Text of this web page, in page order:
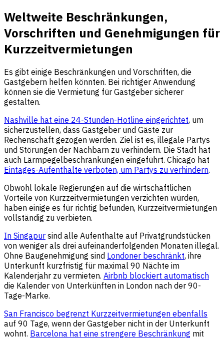
Weltweite Beschränkungen,
Vorschriften und Genehmigungen für
Kurzzeitvermietungen
Es gibt einige Beschränkungen und Vorschriften, die
Gastgebern helfen könnten. Bei richtiger Anwendung
können sie die Vermietung für Gastgeber sicherer
gestalten.
Nashville hat eine 24-Stunden-Hotline eingerichtet, um
sicherzustellen, dass Gastgeber und Gäste zur
Rechenschaft gezogen werden. Ziel ist es, illegale Partys
und Störungen der Nachbarn zu verhindern. Die Stadt hat
auch Lärmpegelbeschränkungen eingeführt. Chicago hat
Eintages-Aufenthalte verboten, um Partys zu verhindern.
Obwohl lokale Regierungen auf die wirtschaftlichen
Vorteile von Kurzzeitvermietungen verzichten würden,
haben einige es für richtig befunden, Kurzzeitvermietungen
vollständig zu verbieten.
In Singapur sind alle Aufenthalte auf Privatgrundstücken
von weniger als drei aufeinanderfolgenden Monaten illegal.
Ohne Baugenehmigung sind Londoner beschränkt, ihre
Unterkunft kurzfristig für maximal 90 Nächte im
Kalenderjahr zu vermieten. Airbnb blockiert automatisch
die Kalender von Unterkünften in London nach der 90-
Tage-Marke.
San Francisco begrenzt Kurzzeitvermietungen ebenfalls
auf 90 Tage, wenn der Gastgeber nicht in der Unterkunft
wohnt. Barcelona hat eine strengere Beschränkung mit